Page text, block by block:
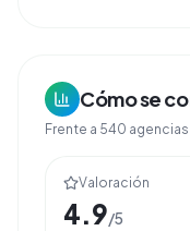
Cómo se
Frente a 540
Valoración
4.9/5